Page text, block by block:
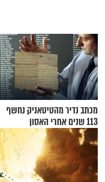
מכתב נדיר מהטיטאניק נחשף
113 שנים אחרי האסון